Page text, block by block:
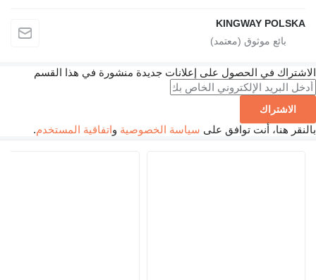
KINGWAY
في الحصول على إعلانات جديدة منشورة في هذا القسم
أنت توافق علىسياسة الخصوصيةواتفاقية المستخدم.